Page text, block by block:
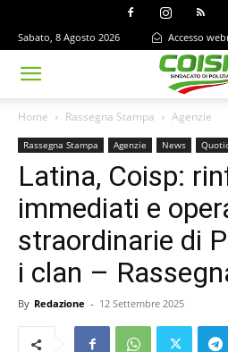
Sabato, 8 Agosto 2026 Accesso
Home Rassegna Stampa Agenzie
Rassegna Stampa Agenzie News
Latina, Coisp:
immediati e
straordinarie di
i clan –
By Redazione - 12 Settembre 2025